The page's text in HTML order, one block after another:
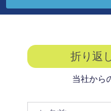
折り返
当社から